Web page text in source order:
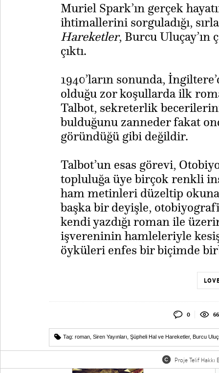
Muriel Spark’ın gerçek
ihtimallerini sorguladığı,
Hareketler, Burcu Uluçay’ın
çıktı.
1940’ların sonunda,
olduğu zor koşullarda ilk
Talbot, sekreterlik
bulduğunu zanneder fakat
göründüğü gibi değildir.
​Talbot’un esas görevi,
topluluğa üye birçok renkli
ham metinleri düzeltip
başka bir deyişle,
kendi yazdığı roman ile
işvereninin hamleleriyle
öyküleri enfes bir biçimde
0
Tag: roman Siren Yayınları Şüpheli Hal ve Hareketler, Burcu
Proje Telif Hakkı